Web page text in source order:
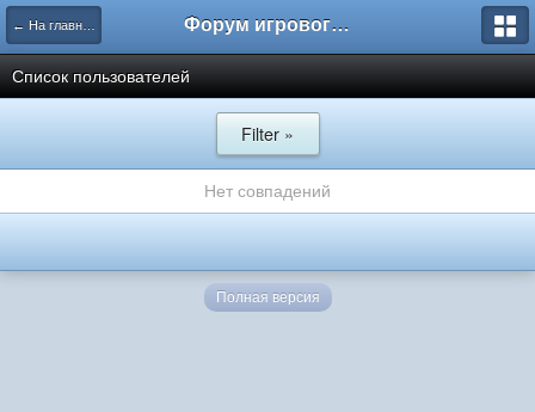
← На главную Форум игрового проекта Riverrise
Список пользователей
Filter »
Нет совпадений
Полная версия